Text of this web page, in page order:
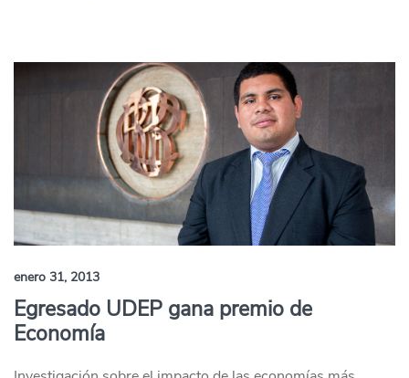
enero 31, 2013
Egresado UDEP gana premio de
Economía